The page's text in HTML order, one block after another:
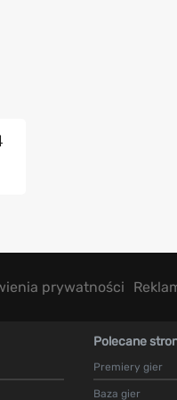
prywatności
Polecane
Premiery gier
Baza gier